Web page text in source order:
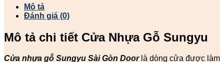
Mô tả
Đánh giá (0)
Mô tả chi tiết Cửa Nhựa Gỗ Sungyu
Cửa nhựa gỗ Sungyu Sài Gòn Doorlà dòng cửa được làm